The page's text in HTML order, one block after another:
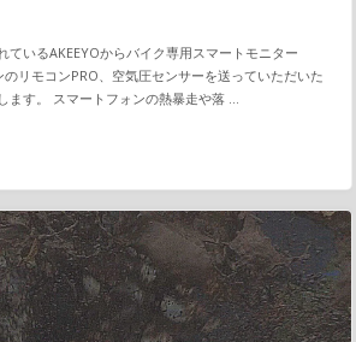
ているAKEEYOからバイク専用スマートモニター
のリモコンPRO、空気圧センサーを送っていただいた
ます。 スマートフォンの熱暴走や落 …